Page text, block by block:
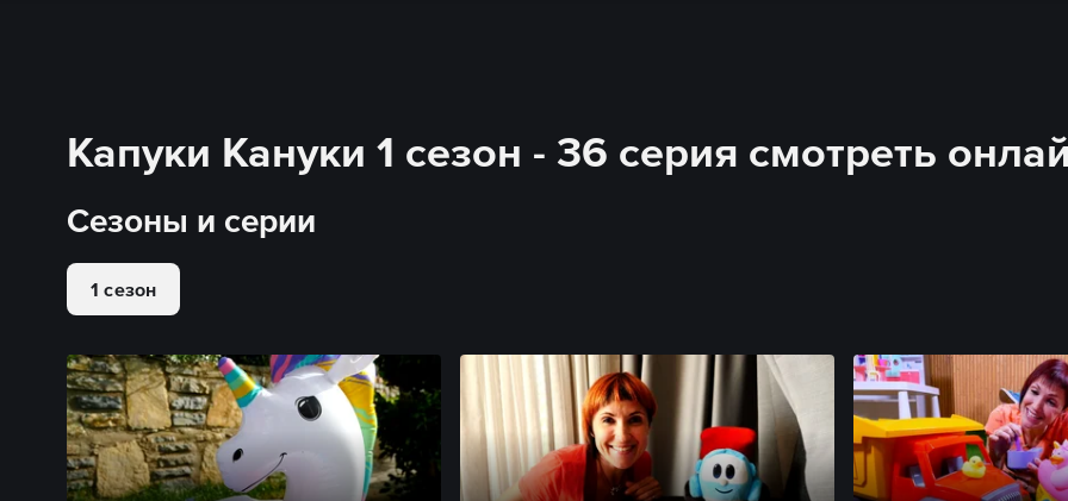
Капуки Кануки 1 сезон - 36 серия смотреть
Сезоны и серии
1 сезон